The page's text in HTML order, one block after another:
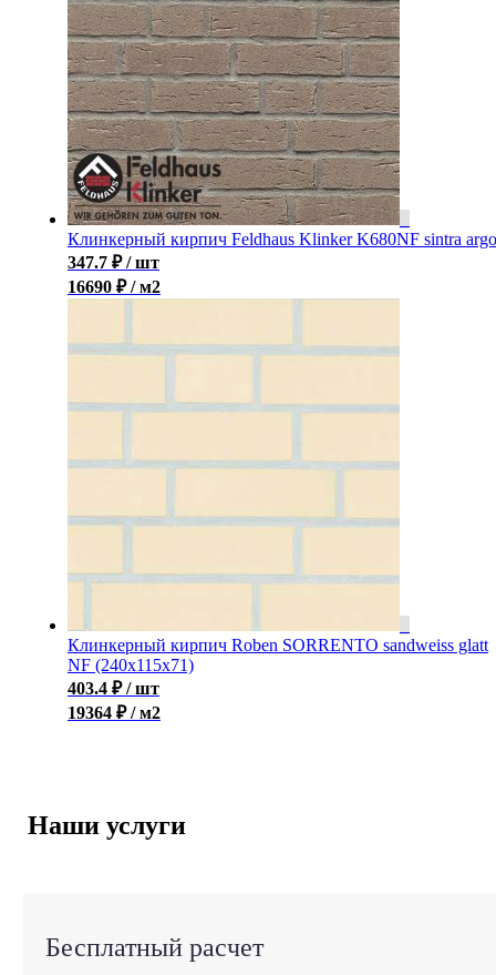
Клинкерный кирпич Feldhaus Klinker K680NF sintra argo
347.7 ₽ / шт
16690 ₽ / м2
Клинкерный кирпич Roben SORRENTO sandweiss glatt
NF (240x115x71)
403.4 ₽ / шт
19364 ₽ / м2
Наши услуги
Бесплатный расчет